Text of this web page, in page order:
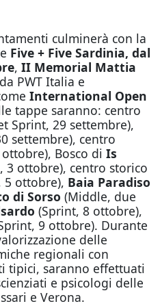
culminerà con la
Five + Five Sardinia, dal
, II Memorial Mattia
PWT Italia e
International Open
tappe saranno: centro
Sprint, 29 settembre),
settembre), centro
Bosco di Is
3 ottobre), centro storico
5 ottobre), Baia Paradiso
di Sorso (Middle, due
(Sprint, 8 ottobre),
9 ottobre). Durante
delle
regionali con
tipici, saranno effettuati
e psicologi delle
e Verona.